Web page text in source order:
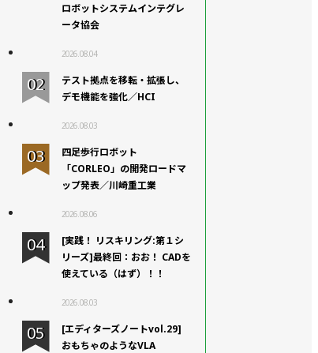
ロボットシステムインテグレ
ータ協会
2026.08.04
テスト拠点を移転・拡張し、
デモ機能を強化／HCI
2026.08.03
四足歩行ロボット
「CORLEO」の開発ロードマ
ップ発表／川崎重工業
2026.08.06
[実践！ リスキリング:第１シ
リーズ]最終回：おお！ CADを
使えている（はず）！！
2026.08.03
[エディターズノートvol.29]
おもちゃのようなVLA